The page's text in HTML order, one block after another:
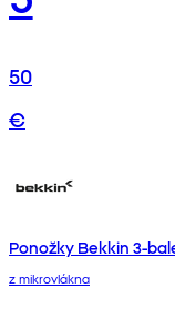
50
€
Ponožky Bekkin 3-
z mikrovlákna